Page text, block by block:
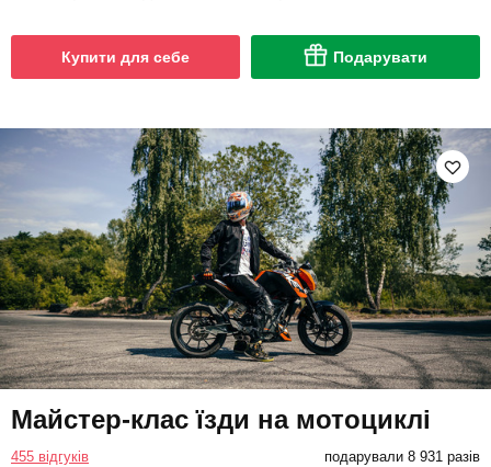
Купити для себе Подарувати
Майстер-клас їзди на мотоциклі
455 відгуків подарували 8 931 разів